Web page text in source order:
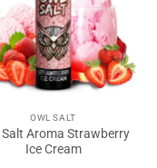
OWL SALT
Aroma Strawberry
Ice Cream